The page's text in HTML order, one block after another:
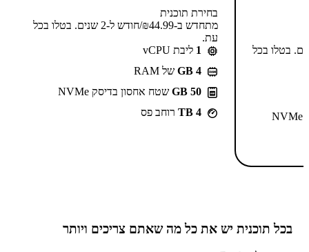
בחירת תוכנית
מתחדש ב-⁦44.99⁩₪/חודש ל-2 שנים. בטלו בכל
עת.
1 ליבת vCPU
GB 4 של RAM
50 GB
שטח אחסון בדיסק NVMe
4 TB
רוחב פס
⁦55.99⁩₪/חודש ל-2 שנים. בטלו בכל
בכל תוכנית יש את כל מה שאתם צריכים ויותר